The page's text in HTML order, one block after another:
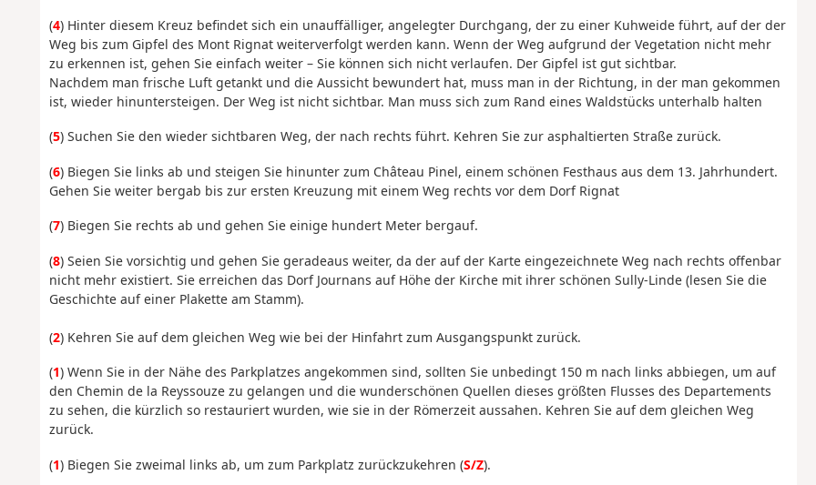
(4) Hinter diesem Kreuz befindet sich ein unauffälliger, angelegter Durchgang, der zu einer Kuhweide führt, auf der der
Weg bis zum Gipfel des Mont Rignat weiterverfolgt werden kann. Wenn der Weg aufgrund der Vegetation nicht mehr
zu erkennen ist, gehen Sie einfach weiter – Sie können sich nicht verlaufen. Der Gipfel ist gut sichtbar.
Nachdem man frische Luft getankt und die Aussicht bewundert hat, muss man in der Richtung, in der man gekommen
ist, wieder hinuntersteigen. Der Weg ist nicht sichtbar. Man muss sich zum Rand eines Waldstücks unterhalb halten
(5) Suchen Sie den wieder sichtbaren Weg, der nach rechts führt. Kehren Sie zur asphaltierten Straße zurück.
(6) Biegen Sie links ab und steigen Sie hinunter zum Château Pinel, einem schönen Festhaus aus dem 13. Jahrhundert.
Gehen Sie weiter bergab bis zur ersten Kreuzung mit einem Weg rechts vor dem Dorf Rignat
(7) Biegen Sie rechts ab und gehen Sie einige hundert Meter bergauf.
(8) Seien Sie vorsichtig und gehen Sie geradeaus weiter, da der auf der Karte eingezeichnete Weg nach rechts offenbar
nicht mehr existiert. Sie erreichen das Dorf Journans auf Höhe der Kirche mit ihrer schönen Sully-Linde (lesen Sie die
Geschichte auf einer Plakette am Stamm).
(2) Kehren Sie auf dem gleichen Weg wie bei der Hinfahrt zum Ausgangspunkt zurück.
(1) Wenn Sie in der Nähe des Parkplatzes angekommen sind, sollten Sie unbedingt 150 m nach links abbiegen, um auf
den Chemin de la Reyssouze zu gelangen und die wunderschönen Quellen dieses größten Flusses des Departements
zu sehen, die kürzlich so restauriert wurden, wie sie in der Römerzeit aussahen. Kehren Sie auf dem gleichen Weg
zurück.
(1) Biegen Sie zweimal links ab, um zum Parkplatz zurückzukehren (S/Z).